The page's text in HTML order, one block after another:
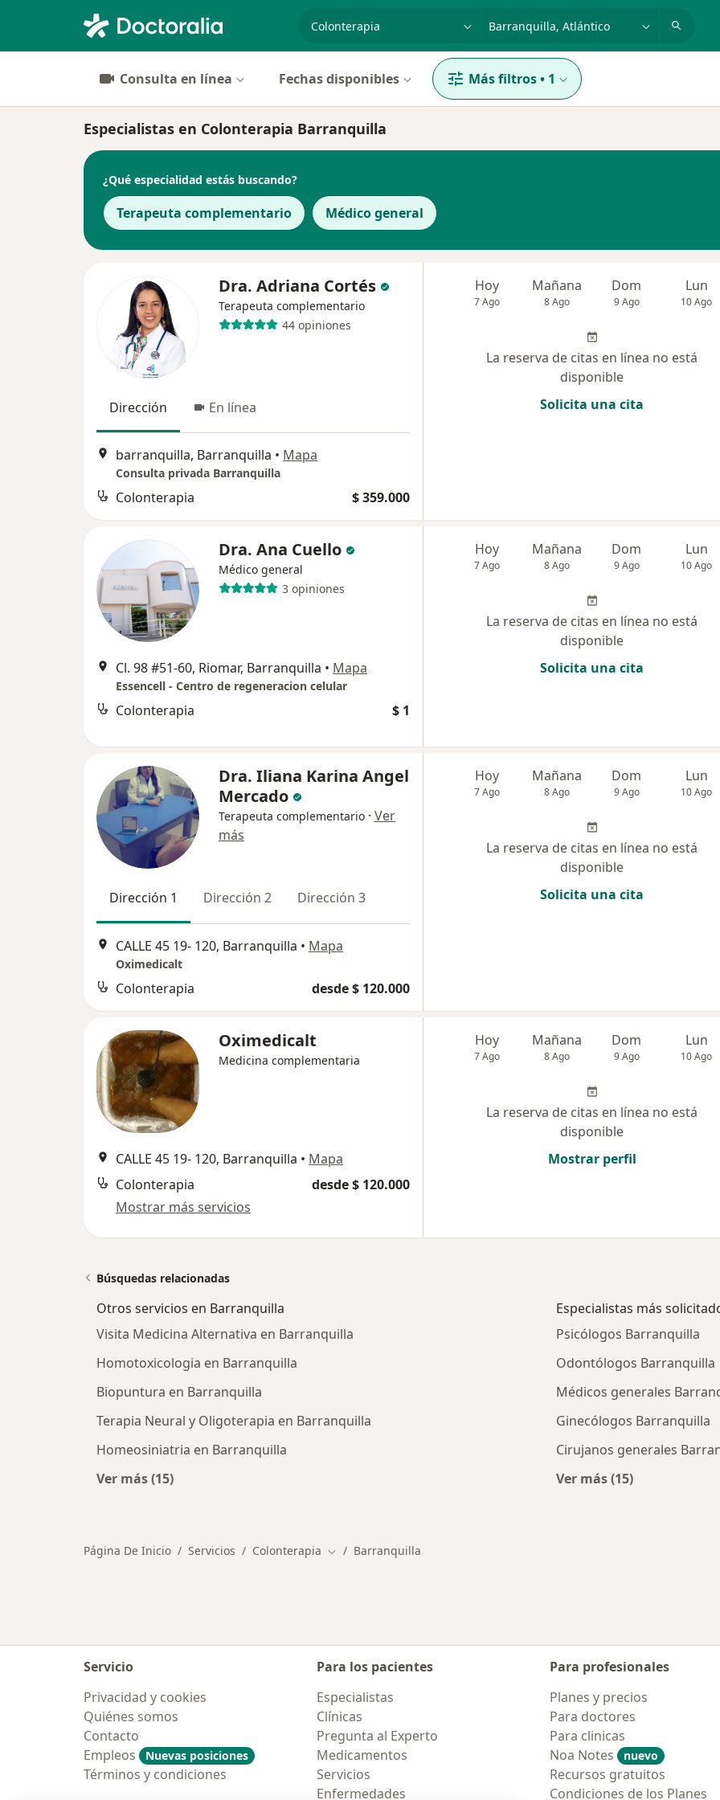
Consulta en línea Fechas disponibles Más filtros• 1
Especialistas en Colonterapia Barranquilla
¿Qué especialidad estás buscando?
Terapeuta complementario Médico general
Dra. Adriana Cortés
Terapeuta complementario
44 opiniones
Dirección En línea
barranquilla, Barranquilla • Mapa
Consulta privada Barranquilla
Colonterapia $ 359.000
Hoy
7 Ago
Mañana
8 Ago
Dom
9 Ago
Lun
10 Ago
La reserva de citas en línea no está
disponible
Solicita una cita
Dra. Ana Cuello
Médico general
3 opiniones
Cl. 98 #51-60, Riomar, Barranquilla • Mapa
Essencell - Centro de regeneracion celular
Colonterapia $ 1
Hoy
7 Ago
Mañana
8 Ago
Dom
9 Ago
Lun
10 Ago
La reserva de citas en línea no está
disponible
Solicita una cita
Dra. Iliana Karina Angel
Mercado
Terapeuta complementario · Ver
más
Dirección 1 Dirección 2 Dirección 3
CALLE 45 19- 120, Barranquilla • Mapa
Oximedicalt
Colonterapia desde $ 120.000
Hoy
7 Ago
Mañana
8 Ago
Dom
9 Ago
Lun
10 Ago
La reserva de citas en línea no está
disponible
Solicita una cita
Oximedicalt
Medicina complementaria
CALLE 45 19- 120, Barranquilla • Mapa
Colonterapia
desde $ 120.000
Mostrar más servicios
Hoy
7 Ago
Mañana
8 Ago
Dom
9 Ago
Lun
10 Ago
La reserva de citas en línea no está
disponible
Mostrar perfil
Búsquedas relacionadas
Otros servicios en Barranquilla
Visita Medicina Alternativa en Barranquilla
Homotoxicologia en Barranquilla
Biopuntura en Barranquilla
Terapia Neural y Oligoterapia en Barranquilla
Homeosiniatria en Barranquilla
Ver más (15)
Especialistas más
Psicólogos Barranquilla
Odontólogos Barranquilla
Médicos generales
Ginecólogos Barranquilla
Cirujanos generales
Ver más (15)
Página De Inicio Servicios Colonterapia Cambiar de ciudad
Barranquilla
Servicio
Privacidad y cookies
Quiénes somos
Contacto
Empleos
Nuevas posiciones
Términos y condiciones
Para los pacientes
Especialistas
Clínicas
Pregunta al Experto
Medicamentos
Servicios
Enfermedades
Para profesionales
Planes y precios
Para doctores
Para clinicas
Noa Notes
nuevo
Recursos gratuitos
Condiciones de los Planes